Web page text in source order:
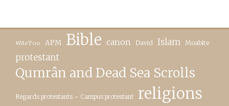
#MeToo APM Bible canon David Islam Moabite
protestant
Qumrân and Dead Sea Scrolls
Regards protestants – Campus protestant religions